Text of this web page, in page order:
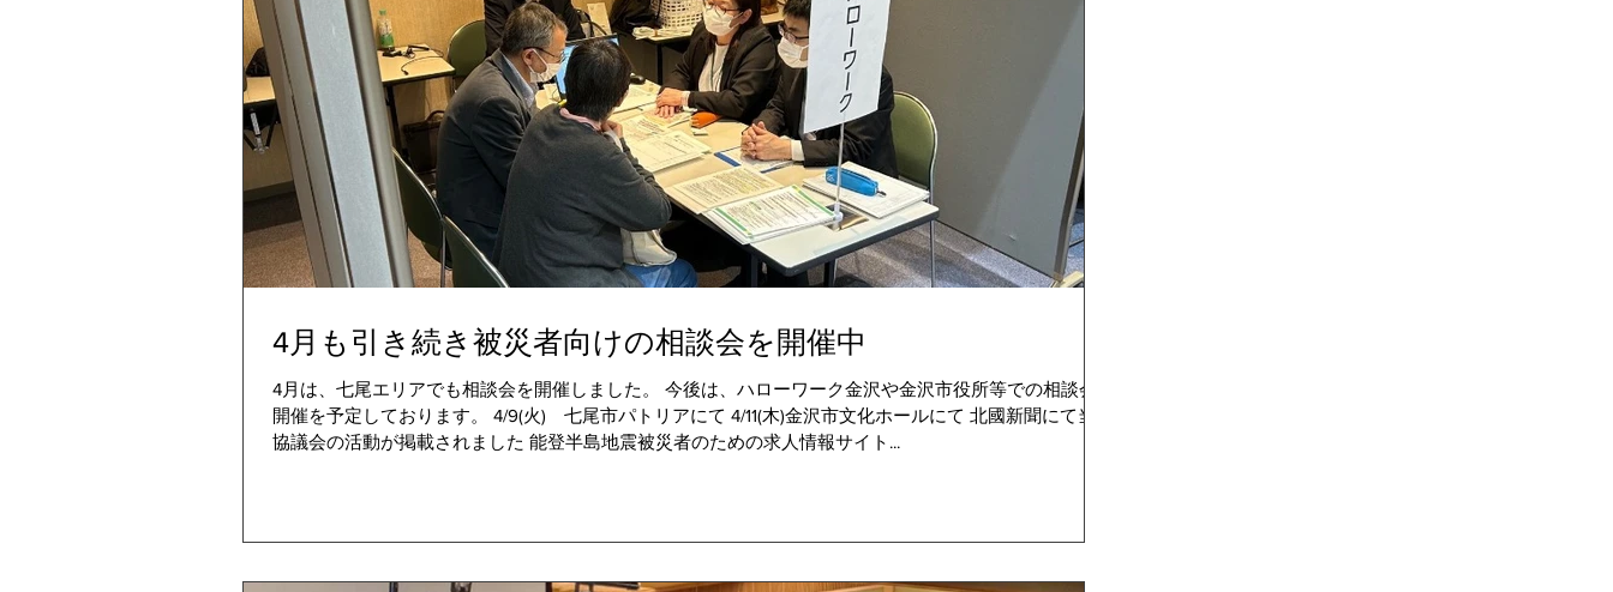
4月も引き続き被災者向けの相談会を開催中
4月は、七尾エリアでも相談会を開催しました。 今後は、ハローワーク金沢や金沢市役所等での相談会
開催を予定しております。 4/9(火) 七尾市パトリアにて 4/11(木)金沢市文化ホールにて 北國新聞にて当
協議会の活動が掲載されました 能登半島地震被災者のための求人情報サイト...